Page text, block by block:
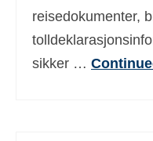
reisedokumenter,
sikker …